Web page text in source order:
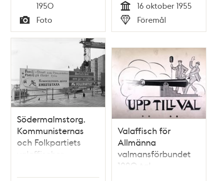
1950
Typ
Foto Tid
16 oktober 1955
Typ
Föremål
Södermalmstorg.
Kommunisternas
och Folkpartiets
valaffischer
Valaffisch för
Allmänna
valmansförbundet
1920-tal